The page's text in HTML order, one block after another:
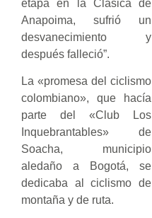
etapa en la Clásica de
Anapoima, sufrió un
desvanecimiento y
después falleció”.
La «promesa del ciclismo
colombiano», que hacía
parte del «Club Los
Inquebrantables» de
Soacha, municipio
aledaño a Bogotá, se
dedicaba al ciclismo de
montaña y de ruta.